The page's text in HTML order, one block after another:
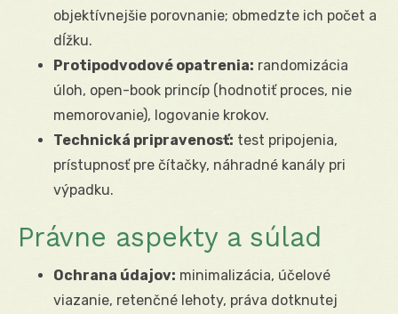
objektívnejšie porovnanie; obmedzte ich počet a
dĺžku.
Protipodvodové opatrenia: randomizácia
úloh, open-book princíp (hodnotiť proces, nie
memorovanie), logovanie krokov.
Technická pripravenosť: test pripojenia,
prístupnosť pre čítačky, náhradné kanály pri
výpadku.
Právne aspekty a súlad
Ochrana údajov: minimalizácia, účelové
viazanie, retenčné lehoty, práva dotknutej